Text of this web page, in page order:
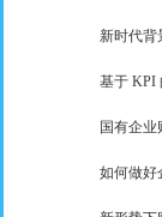
新时代背
基于 KPI
国有企
如何做好